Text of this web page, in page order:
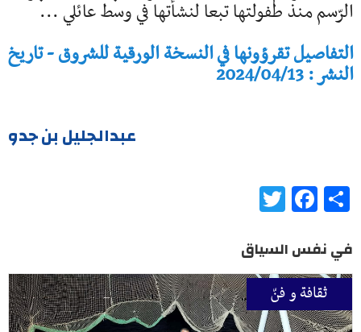
الرّسم منذ طفولتها تبعا لنشأتها في وسط عائلي ...
التفاصيل تقرؤونها في النسخة الورقية للشروق - تاريخ
النشر : 2024/04/13
عبدالجليل بن جدو
Share
Facebook
في نفس السياق
ثقافة و فنّ